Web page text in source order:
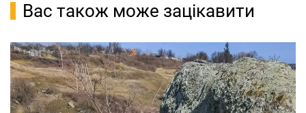
Вас також може зацікавити